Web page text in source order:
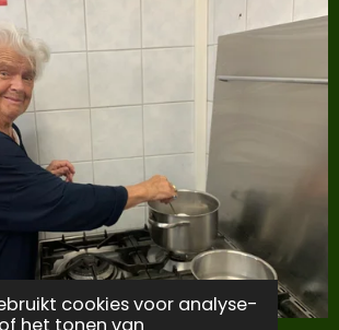
cookies voor analyse-
het tonen van